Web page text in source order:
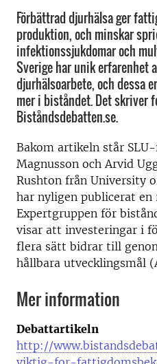
Förbättrad djurhälsa ger
produktion, och minskar
infektionssjukdomar och
Sverige har unik erfarenhet
djurhälsoarbete, och dessa
mer i biståndet. Det skriver
Biståndsdebatten.se.
Bakom artikeln står
Magnusson och Arvid
Rushton från University
har nyligen publicerat
Expertgruppen för
visar att investeringar i
flera sätt bidrar till
hållbara utvecklingsmål
Mer information
Debattartikeln
http://